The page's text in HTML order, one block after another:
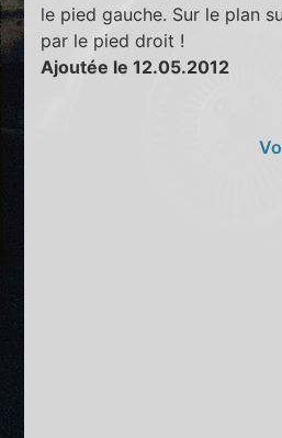
le pied gauche. Sur le plan
par le pied droit !
Ajoutée le 12.05.2012